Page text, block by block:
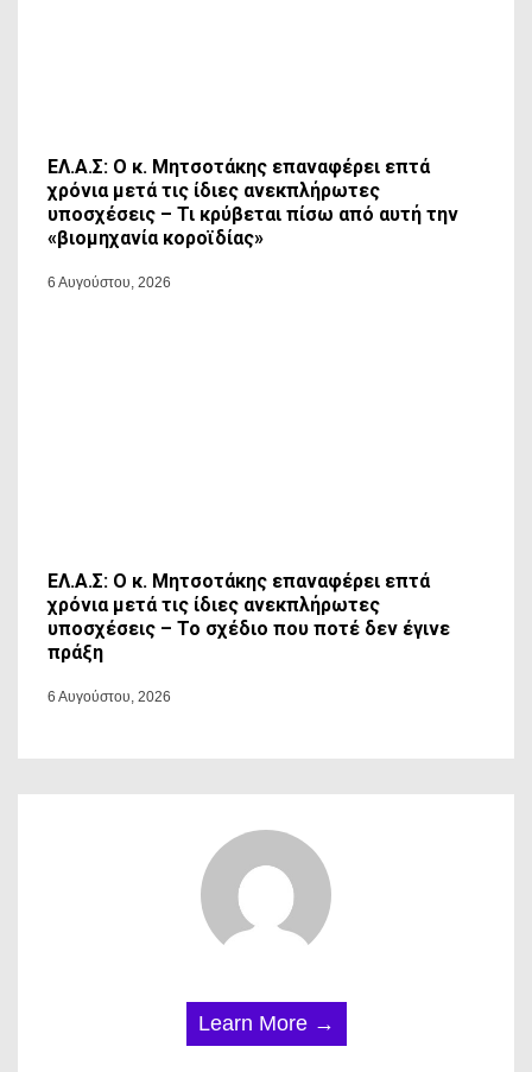
ΕΛ.Α.Σ: Ο κ. Μητσοτάκης επαναφέρει επτά
χρόνια μετά τις ίδιες ανεκπλήρωτες
υποσχέσεις – Τι κρύβεται πίσω από αυτή την
«βιομηχανία κοροϊδίας»
6 Αυγούστου, 2026
ΕΛ.Α.Σ: Ο κ. Μητσοτάκης επαναφέρει επτά
χρόνια μετά τις ίδιες ανεκπλήρωτες
υποσχέσεις – Το σχέδιο που ποτέ δεν έγινε
πράξη
6 Αυγούστου, 2026
Learn More →